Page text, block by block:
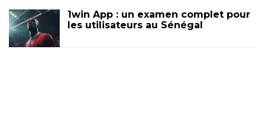
1win App : un examen complet pour
les utilisateurs au Sénégal